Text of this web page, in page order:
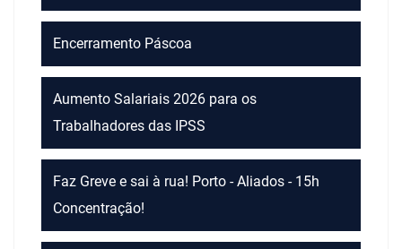
Encerramento Páscoa
Aumento Salariais 2026 para os
Trabalhadores das IPSS
Faz Greve e sai à rua! Porto - Aliados - 15h
Concentração!